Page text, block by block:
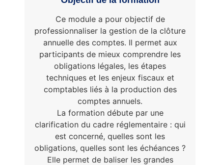
Ce module a pour objectif de
professionnaliser la gestion de la clôture
annuelle des comptes. Il permet aux
participants de mieux comprendre les
obligations légales, les étapes
techniques et les enjeux fiscaux et
comptables liés à la production des
comptes annuels.
La formation débute par une
clarification du cadre réglementaire : qui
est concerné, quelles sont les
obligations, quelles sont les échéances ?
Elle permet de baliser les grandes